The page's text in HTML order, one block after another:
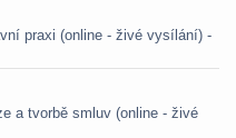
praxi (online - živé vysílání) -
a tvorbě smluv (online - živé